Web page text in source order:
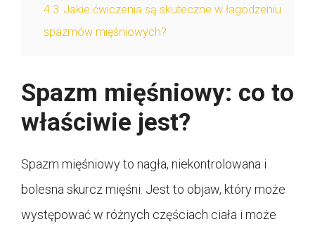
4.3 Jakie ćwiczenia są skuteczne w łagodzeniu
spazmów mięśniowych?
Spazm mięśniowy: co to
właściwie jest?
Spazm mięśniowy to nagła, niekontrolowana i
bolesna skurcz mięśni. Jest to objaw, który może
występować w różnych częściach ciała i może